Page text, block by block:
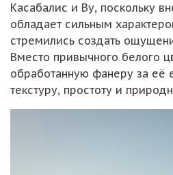
Касабалис и Ву, поскольку
обладает сильным
стремились создать
Вместо привычного белого
обработанную фанеру за её
текстуру, простоту и